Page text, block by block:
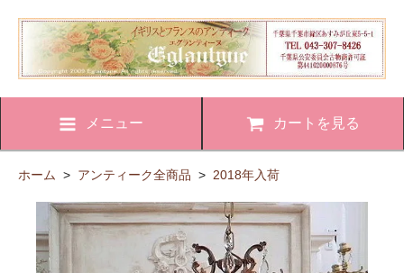
メニュー カートを見る
ホーム > アンティーク全商品 > 2018年入荷